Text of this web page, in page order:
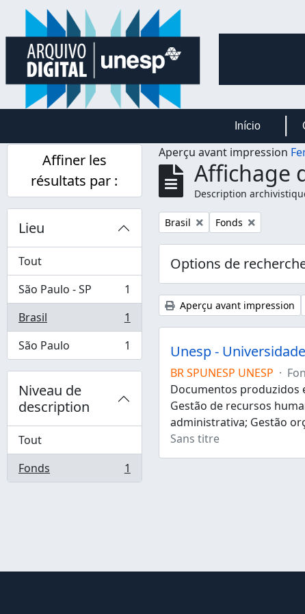
Skip to main content
Início
Affiner les
résultats par :
Lieu
Tout
São Paulo - SP
, 1 résultats
1
Brasil
, 1 résultats
1
São Paulo
, 1 résultats 1
Niveau de
description
Tout
Fonds
, 1 résultats 1
Aperçu avant impression
Affichage
Description
Remove filter:
Brasil Remove filter:
Fonds
Options de
Aperçu avant impression
Unesp -
BR SPUNESP UNESP ·
Documentos produzidos
Gestão de recursos
administrativa; Gestão
Sans titre